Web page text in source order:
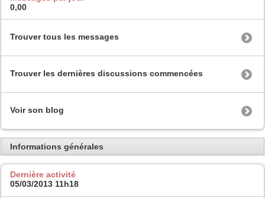
0,00
Trouver tous les messages
Trouver les dernières discussions commencées
Voir son blog
Informations générales
Dernière activité
05/03/2013 11h18